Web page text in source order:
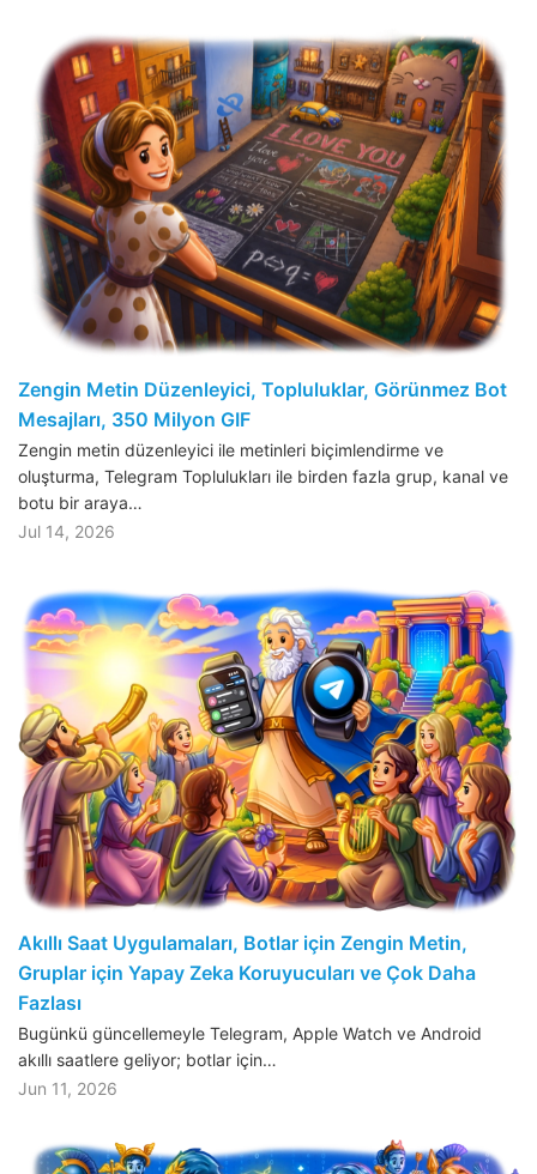
Zengin Metin Düzenleyici, Topluluklar, Görünmez Bot
Mesajları, 350 Milyon GIF
Zengin metin düzenleyici ile metinleri biçimlendirme ve
oluşturma, Telegram Toplulukları ile birden fazla grup, kanal ve
botu bir araya…
Jul 14, 2026
Akıllı Saat Uygulamaları, Botlar için Zengin Metin,
Gruplar için Yapay Zeka Koruyucuları ve Çok Daha
Fazlası
Bugünkü güncellemeyle Telegram, Apple Watch ve Android
akıllı saatlere geliyor; botlar için…
Jun 11, 2026